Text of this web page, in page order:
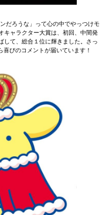
だろうな」って心の中でやっつけモ
キャラクター大賞は、初回、中間発
して、総合１位に輝きました。さっ
喜びのコメントが届いています！